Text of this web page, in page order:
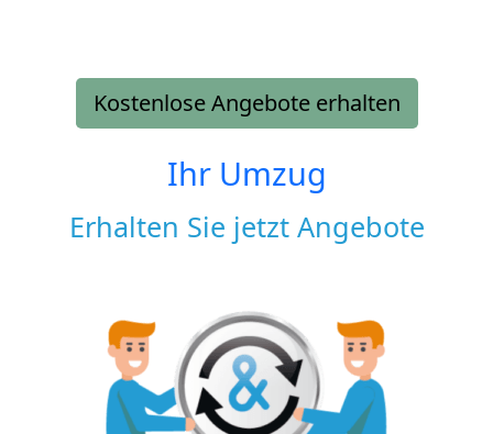
Kostenlose Angebote erhalten
Ihr Umzug
Erhalten Sie jetzt Angebote